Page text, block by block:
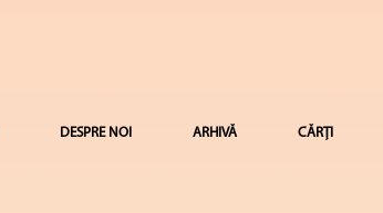
DESPRE NOI ARHIVĂ CĂRȚI